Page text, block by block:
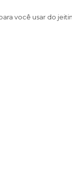
você usar do